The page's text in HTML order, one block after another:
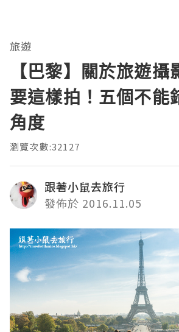
旅遊
【巴黎】關於旅遊
要這樣拍！五個不能
角度
瀏覽次數:32127
跟著小鼠去旅行
發佈於 2016.11.05